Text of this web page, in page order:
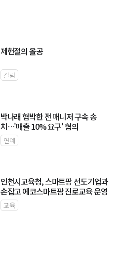
제헌절의 올공
칼럼
박나래 협박한 전 매니저 구속 송
치…'매출 10% 요구' 혐의
연예
인천시교육청, 스마트팜 선도기업과
손잡고 에코스마트팜 진로교육 운영
교육